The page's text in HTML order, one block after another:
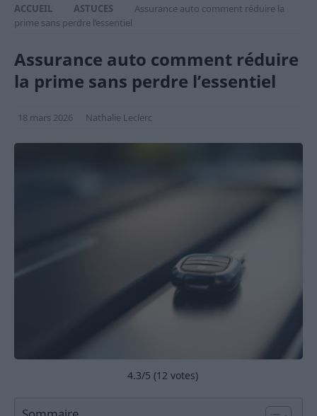
ACCUEIL ASTUCES
Assurance auto comment réduire la
prime sans perdre l’essentiel
Assurance auto comment réduire
la prime sans perdre l’essentiel
18 mars 2026 Nathalie Leclerc
4.3/5 (12 votes)